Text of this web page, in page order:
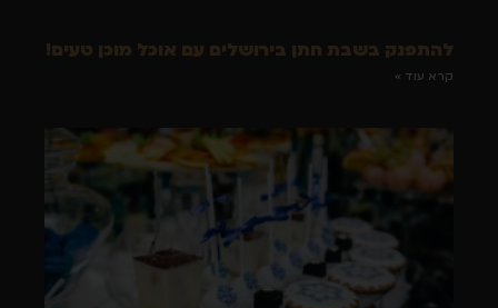
להתפנק בשבת חתן בירושלים עם אוכל מוכן טעים!
קרא עוד »